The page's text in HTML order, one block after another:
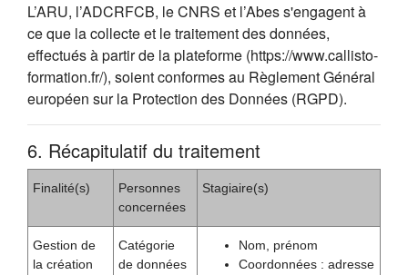
L’ARU, l’ADCRFCB, le CNRS et l’Abes s'engagent à
ce que la collecte et le traitement des données,
effectués à partir de la plateforme (https://www.callisto-
formation.fr/), soient conformes au Règlement Général
européen sur la Protection des Données (RGPD).
6. Récapitulatif du traitement
Finalité(s)
Personnes
concernées
Stagiaire(s)
Gestion de
la création
Catégorie
de données
Nom, prénom
Coordonnées : adresse